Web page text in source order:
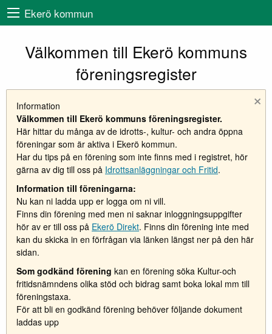
Ekerö kommun
Välkommen till Ekerö kommuns
föreningsregister
×
Information
Välkommen till Ekerö kommuns föreningsregister.
Här hittar du många av de idrotts-, kultur- och andra öppna
föreningar som är aktiva i Ekerö kommun.
Har du tips på en förening som inte finns med i registret, hör
gärna av dig till oss på Idrottsanläggningar och Fritid.
Information till föreningarna:
Nu kan ni ladda upp er logga om ni vill.
Finns din förening med men ni saknar inloggningsuppgifter
hör av er till oss på Ekerö Direkt. Finns din förening inte med
kan du skicka in en förfrågan via länken längst ner på den här
sidan.
Som godkänd förening kan en förening söka Kultur-och
fritidsnämndens olika stöd och bidrag samt boka lokal mm till
föreningstaxa.
För att bli en godkänd förening behöver följande dokument
laddas upp